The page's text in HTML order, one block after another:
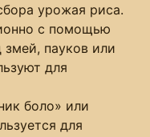
урожая риса.
с помощью
пауков или
для
боло» или
для